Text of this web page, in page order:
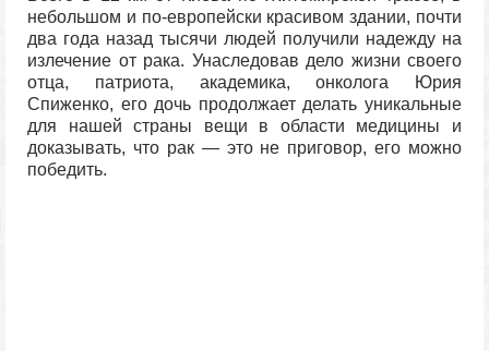
небольшом и по-европейски красивом здании, почти
два года назад тысячи людей получили надежду на
излечение от рака. Унаследовав дело жизни своего
отца, патриота, академика, онколога Юрия
Спиженко, его дочь продолжает делать уникальные
для нашей страны вещи в области медицины и
доказывать, что рак — это не приговор, его можно
победить.